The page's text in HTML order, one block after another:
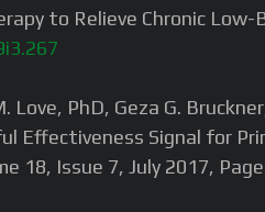
to Relieve Chronic Low-
PhD, Geza G.
Effectiveness Signal for
18, Issue 7, July 2017,